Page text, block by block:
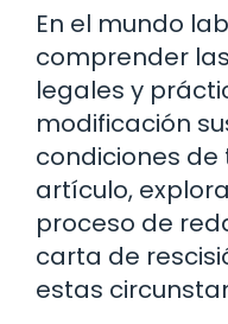
En el mundo
comprender
legales y
modificación
condiciones de
artículo,
proceso de
carta de
estas